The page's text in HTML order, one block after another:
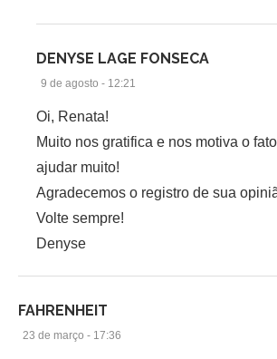
DENYSE LAGE FONSECA
9 de agosto - 12:21
Oi, Renata!
Muito nos gratifica e nos motiva o
ajudar muito!
Agradecemos o registro de sua
Volte sempre!
Denyse
FAHRENHEIT
23 de março - 17:36